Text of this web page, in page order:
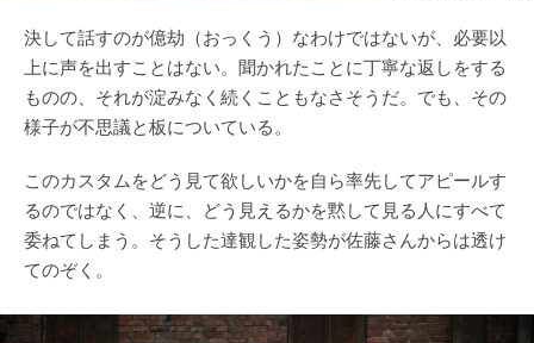
決して話すのが億劫（おっくう）なわけではないが、必要以
上に声を出すことはない。聞かれたことに丁寧な返しをする
ものの、それが淀みなく続くこともなさそうだ。でも、その
様子が不思議と板についている。
このカスタムをどう見て欲しいかを自ら率先してアピールす
るのではなく、逆に、どう見えるかを黙して見る人にすべて
委ねてしまう。そうした達観した姿勢が佐藤さんからは透け
てのぞく。